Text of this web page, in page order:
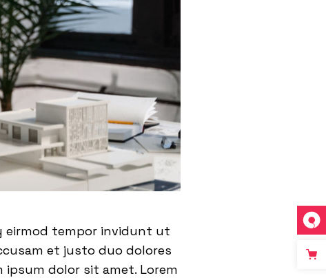
eirmod tempor invidunt ut
et justo duo dolores
dolor sit amet. Lorem